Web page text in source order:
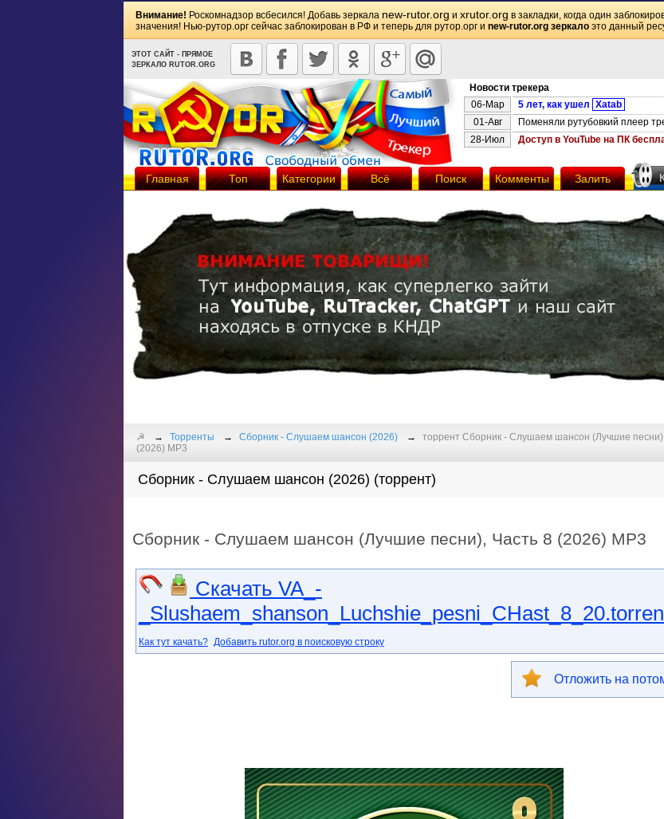
Внимание! Роскомнадзор всбесился! Добавь зеркала new-rutor.org и xrutor.org в закладки, когда один
значения! Нью-рутор.орг сейчас заблокирован в РФ и теперь для рутор.орг и new-rutor.org зеркало это данный
ЭТОТ САЙТ - ПРЯМОЕ
ЗЕРКАЛО RUTOR.ORG
Новости трекера
06-Мар
5 лет, как ушел Xatab
01-Авг
Поменяли рутубовкий плеер
28-Июл
Доступ в YouTube на ПК
Главная Топ Категории Всё Поиск Комменты Залить
☭ Торренты Сборник - Слушаем шансон (2026)
торрент Сборник - Слушаем шансон (Лучшие
(2026) MP3
Сборник - Слушаем шансон (2026) (торрент)
Сборник - Слушаем шансон (Лучшие песни), Часть 8 (2026) MP3
Скачать VA_-
Как тут качать? Добавить rutor.org в поисковую строку
Отложить на